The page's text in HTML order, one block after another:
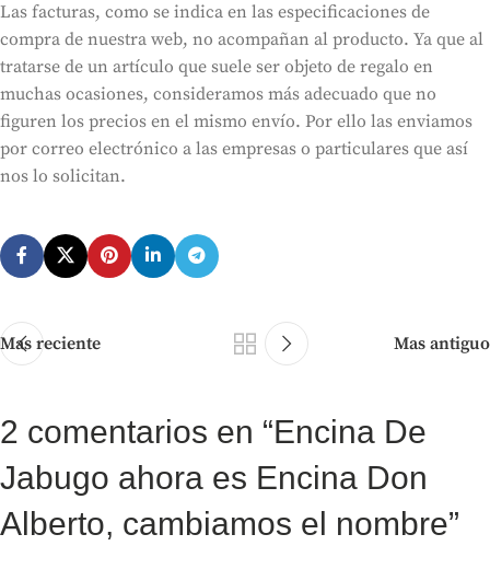
Las facturas, como se indica en las especificaciones de
compra de nuestra web, no acompañan al producto. Ya que al
tratarse de un artículo que suele ser objeto de regalo en
muchas ocasiones, consideramos más adecuado que no
figuren los precios en el mismo envío. Por ello las enviamos
por correo electrónico a las empresas o particulares que así
nos lo solicitan.
Mas reciente Mas antiguo
2 comentarios en “Encina De
Jabugo ahora es Encina Don
Alberto, cambiamos el nombre”